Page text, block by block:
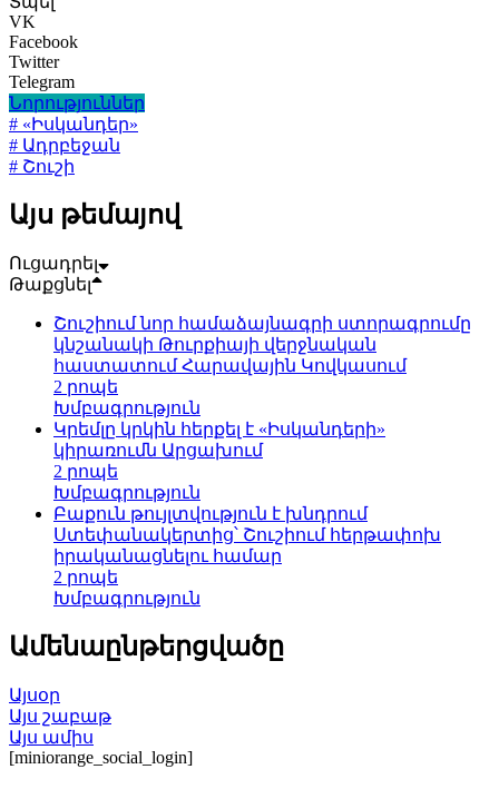
VK
Facebook
Twitter
Telegram
Նորություններ
# «Իսկանդեր»
# Ադրբեջան
# Շուշի
Այս թեմայով
Ուցադրել
Թաքցնել
Շուշիում նոր համաձայնագրի ստորագրումը
կնշանակի Թուրքիայի վերջնական
հաստատում Հարավային Կովկասում
2 րոպե
Խմբագրություն
Կրեմլը կրկին հերքել է «Իսկանդերի»
կիրառումն Արցախում
2 րոպե
Խմբագրություն
Բաքուն թույլտվություն է խնդրում
Ստեփանակերտից՝ Շուշիում հերթափոխ
իրականացնելու համար
2 րոպե
Խմբագրություն
Ամենաընթերցվածը
Այսօր
Այս շաբաթ
Այս ամիս
[miniorange_social_login]